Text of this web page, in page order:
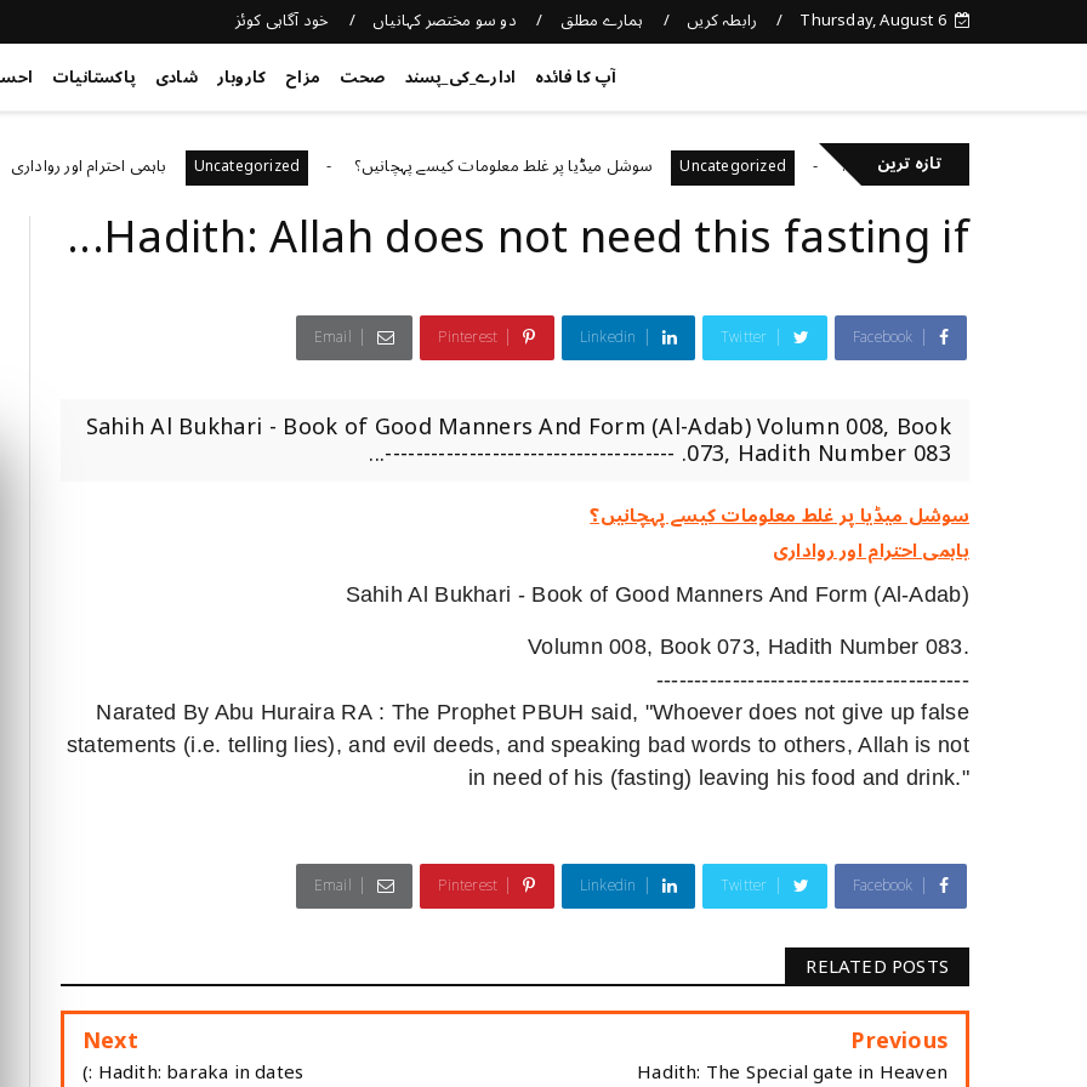
Thursday, August 6 رابطہ کریں ہمارے مطلق دو سو مختصر کہانیاں خود آگاہی کوئز
آپ کا فائدہ ادارے_کی_پسند صحت مزاح کاروبار شادی پاکستانیات
تازہ ترین
صحت کا خیال رکھتے ہیں؟ Uncategorized سوشل میڈیا پر غلط معلومات کیسے پہچانیں؟ Uncategorized باہمی احترام اور رواداری
Hadith: Allah does not need this fasting if...
Facebook
Twitter
Linkedin
Pinterest
Email
Sahih Al Bukhari - Book of Good Manners And Form (Al-Adab) Volumn 008, Book
073, Hadith Number 083. --------------------------------------...
سوشل میڈیا پر غلط معلومات کیسے پہچانیں؟
باہمی احترام اور رواداری
Sahih Al Bukhari - Book of Good Manners And Form (Al-Adab)
Volumn 008, Book 073, Hadith Number 083.
-----------------------------------------
Narated By Abu Huraira RA : The Prophet PBUH said, "Whoever does not give up false
statements (i.e. telling lies), and evil deeds, and speaking bad words to others, Allah is not
in need of his (fasting) leaving his food and drink."
Facebook
Twitter
Linkedin
Pinterest
Email
RELATED POSTS
Previous
Hadith: The Special gate in Heaven
Next
Hadith: baraka in dates :)